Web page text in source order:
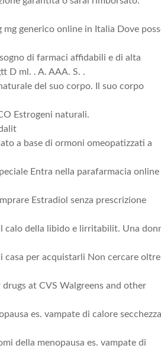
generico online in Italia Dove
di farmaci affidabili e di alta
D ml. . A. AAA. S. .
del suo corpo. Il suo corpo
Estrogeni naturali.
a base di ormoni omeopatizzati a
Entra nella parafarmacia online
Estradiol senza prescrizione
calo della libido e lirritabilit. Una
casa per acquistarli Non cercare oltre
at CVS Walgreens and other
es. vampate di calore
della menopausa es. vampate di